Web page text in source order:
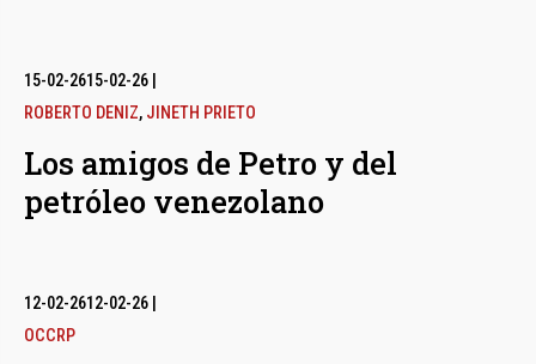
15-02-2615-02-26
ROBERTO DENIZ, JINETH PRIETO
Los amigos de Petro y del
petróleo venezolano
12-02-2612-02-26
OCCRP